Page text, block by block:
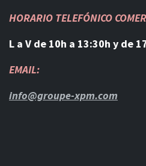
HORARIO TELEFÓNICO
L a V de 10h a 13:30h y de
EMAIL:
info@groupe-xpm.com